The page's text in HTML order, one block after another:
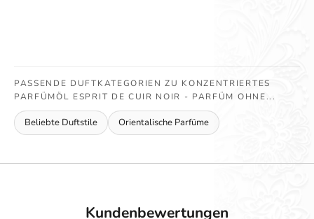
PASSENDE DUFTKATEGORIEN ZU KONZENTRIERTES
PARFÜMÖL ESPRIT DE CUIR NOIR - PARFÜM OHNE...
Beliebte Duftstile Orientalische Parfüme
Kundenbewertungen